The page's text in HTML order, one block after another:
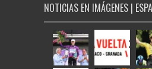
NOTICIAS EN IMÁGENES |